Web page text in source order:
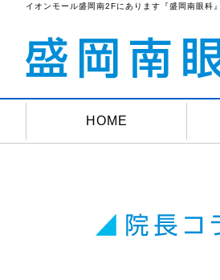
イオンモール盛岡南2Fにあります『盛岡南眼科
HOME